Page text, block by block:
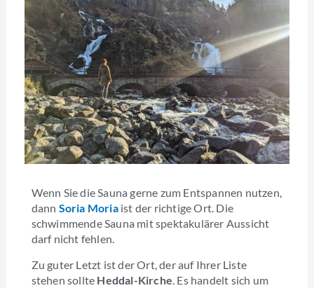
Wenn Sie die Sauna gerne zum Entspannen nutzen,
dann Soria Moriaist der richtige Ort. Die
schwimmende Sauna mit spektakulärer Aussicht
darf nicht fehlen.
Zu guter Letzt ist der Ort, der auf Ihrer Liste
stehen sollte Heddal-Kirche. Es handelt sich um